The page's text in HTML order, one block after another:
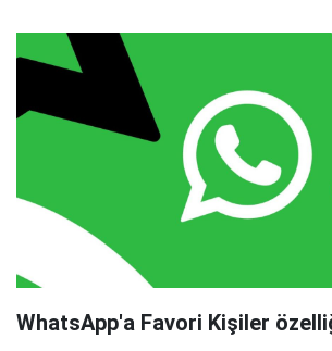
WhatsApp'a Favori Kişiler